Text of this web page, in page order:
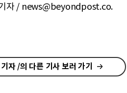
자 / news@beyondpost.co.
자 /의 다른 기사 보러 가기